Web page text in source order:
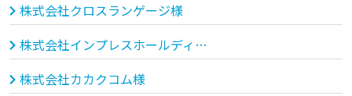
株式会社クロスランゲージ様
株式会社インプレスホールディングス（インプレスグループ）様
株式会社カカクコム様